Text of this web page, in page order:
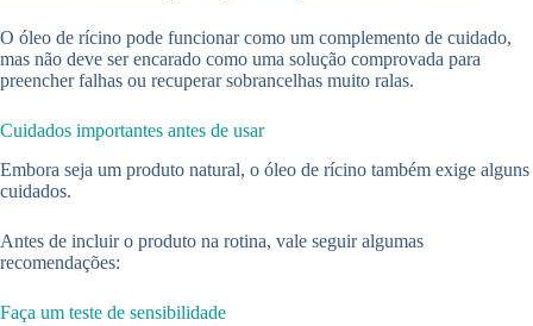
O óleo de rícino pode funcionar como um complemento de cuidado,
mas não deve ser encarado como uma solução comprovada para
preencher falhas ou recuperar sobrancelhas muito ralas.
Cuidados importantes antes de usar
Embora seja um produto natural, o óleo de rícino também exige alguns
cuidados.
Antes de incluir o produto na rotina, vale seguir algumas
recomendações:
Faça um teste de sensibilidade